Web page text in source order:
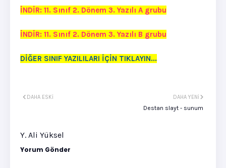
İNDİR: 11. Sınıf 2. Dönem 3. Yazılı A grubu
İNDİR: 11. Sınıf 2. Dönem 3. Yazılı B grubu
DİĞER SINIF YAZILILARI İÇİN TIKLAYIN...
DAHA YENI
Destan slayt - sunum
DAHA ESKI
Y. Ali Yüksel
Yorum Gönder